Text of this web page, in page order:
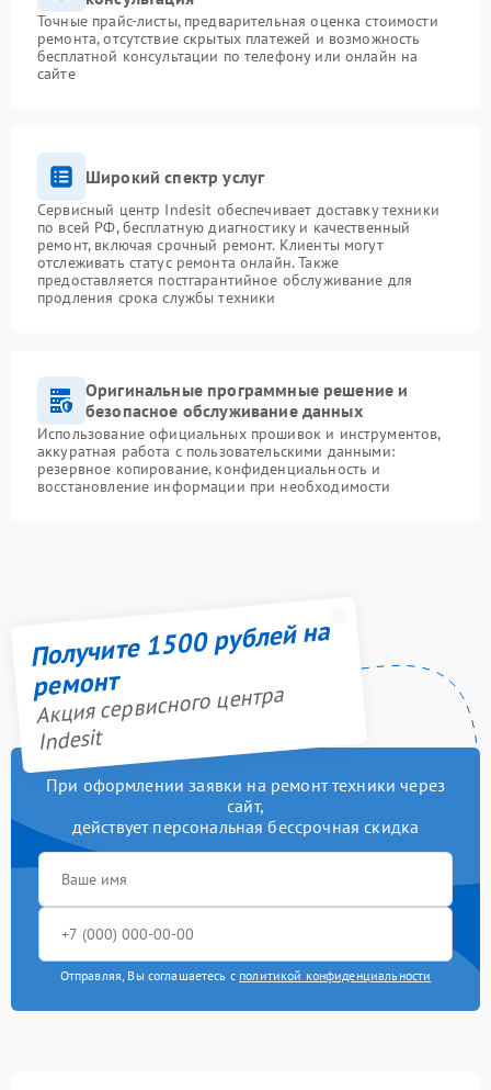
Точные прайс-листы, предварительная оценка стоимости
ремонта, отсутствие скрытых платежей и возможность
бесплатной консультации по телефону или онлайн на
сайте
Широкий спектр услуг
Сервисный центр Indesit обеспечивает доставку техники
по всей РФ, бесплатную диагностику и качественный
ремонт, включая срочный ремонт. Клиенты могут
отслеживать статус ремонта онлайн. Также
предоставляется постгарантийное обслуживание для
продления срока службы техники
Оригинальные программные решение и
безопасное обслуживание данных
Использование официальных прошивок и инструментов,
аккуратная работа с пользовательскими данными:
резервное копирование, конфиденциальность и
восстановление информации при необходимости
Получите 1500 рублей на
ремонт
Акция сервисного центра
Indesit
При оформлении заявки на ремонт техники через
сайт,
действует персональная бессрочная скидка
Отправляя, Вы соглашаетесь с политикой конфиденциальности